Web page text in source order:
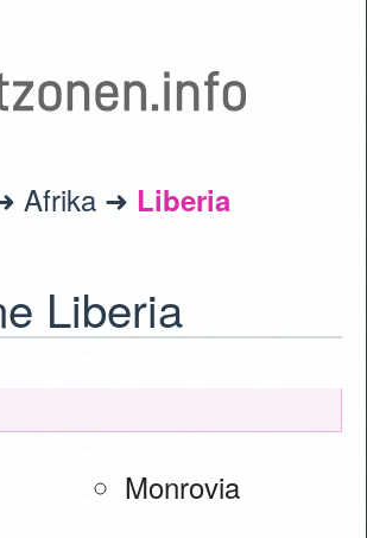
Afrika Liberia
Liberia
Monrovia